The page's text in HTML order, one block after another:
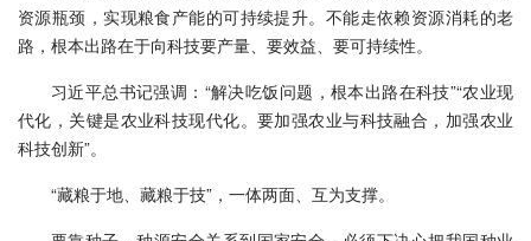
资源瓶颈，实现粮食产能的可持续提升。不能走依赖资源消耗的老
路，根本出路在于向科技要产量、要效益、要可持续性。
习近平总书记强调：“解决吃饭问题，根本出路在科技”“农业现
代化，关键是农业科技现代化。要加强农业与科技融合，加强农业
科技创新”。
“藏粮于地、藏粮于技”，一体两面、互为支撑。